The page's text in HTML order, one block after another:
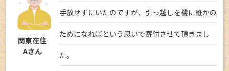
関東在住
Aさん
手放せずにいたのですが、引っ越しを機に誰かの
ためになればという思いで寄付させて頂きまし
た。